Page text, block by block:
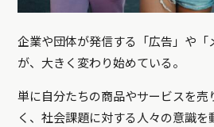
企業や団体が発信する「広告」や「
が、大きく変わり始めている。
単に自分たちの商品やサービスを売
く、社会課題に対する人々の意識を